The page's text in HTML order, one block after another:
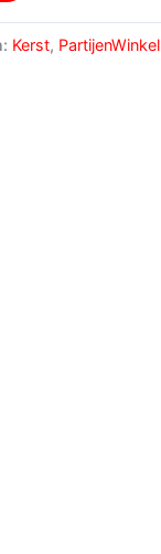
Kerst, PartijenWinkel